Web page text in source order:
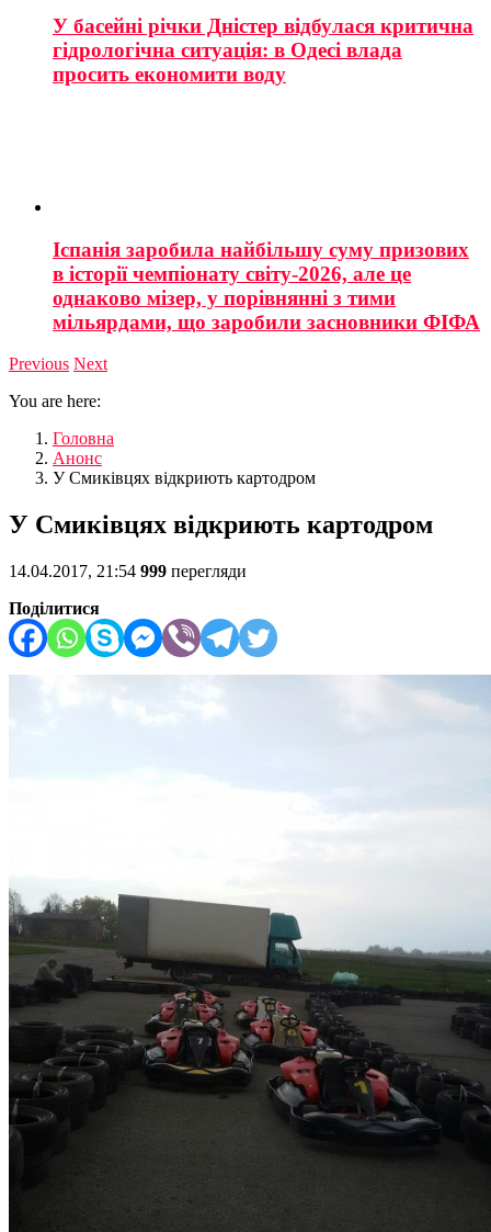
У басейні річки Дністер відбулася критична
гідрологічна ситуація: в Одесі влада
просить економити воду
Іспанія заробила найбільшу суму призових
в історії чемпіонату світу-2026, але це
однаково мізер, у порівнянні з тими
мільярдами, що заробили засновники ФІФА
Previous Next
You are here:
Головна
Анонс
У Смиківцях відкриють картодром
У Смиківцях відкриють картодром
14.04.2017, 21:54 999 перегляди
Поділитися